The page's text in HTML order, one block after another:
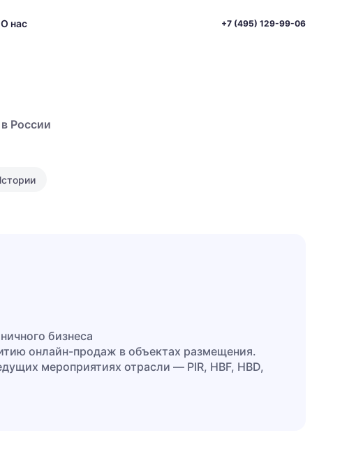
О нас +7 (495) 129-99-06
России
бизнеса
онлайн-продаж в объектах размещения.
мероприятиях отрасли — PIR, HBF, HBD,